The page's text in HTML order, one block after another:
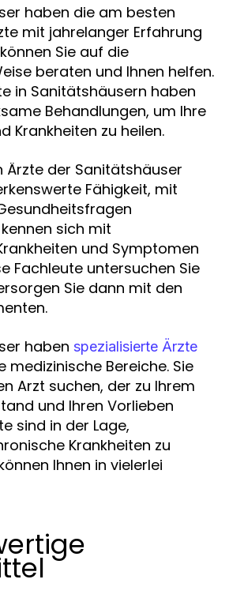
haben die am besten
mit jahrelanger Erfahrung
Sie auf die
beraten und Ihnen helfen.
in Sanitätshäusern haben
Behandlungen, um Ihre
Krankheiten zu heilen.
Ärzte der Sanitätshäuser
Fähigkeit, mit
sich mit
und Symptomen
Fachleute untersuchen Sie
Sie dann mit den
haben spezialisierte Ärzte
medizinische Bereiche. Sie
Arzt suchen, der zu Ihrem
und Ihren Vorlieben
sind in der Lage,
Krankheiten zu
Ihnen in vielerlei